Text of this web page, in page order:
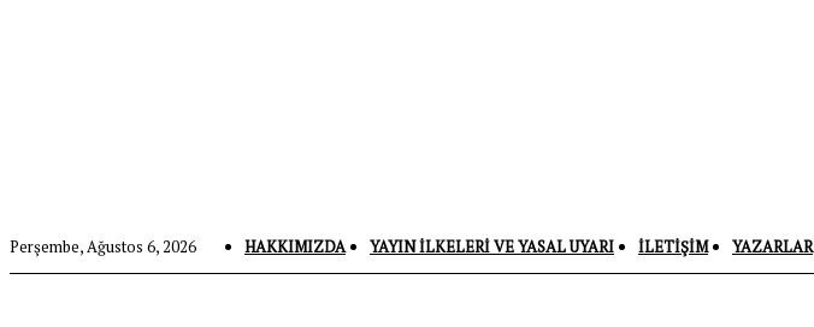
Perşembe, Ağustos 6, 2026 HAKKIMIZDA YAYIN İLKELERI VE YASAL UYARI İLETIŞIM YAZARLAR